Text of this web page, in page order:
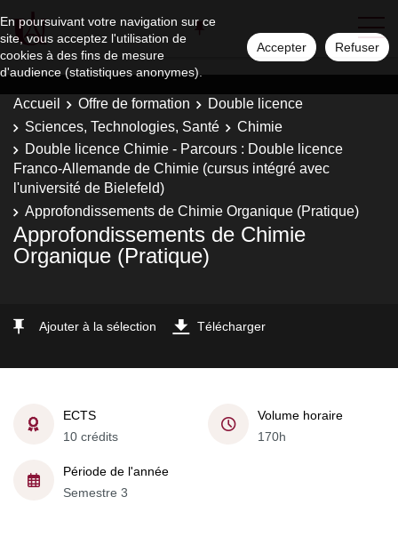
En poursuivant votre navigation sur ce
site, vous acceptez l'utilisation de
cookies à des fins de mesure
d'audience (statistiques anonymes).
Accepter Refuser
Accueil Offre de formation
Double licence
Sciences, Technologies, Santé
Chimie
Double licence Chimie - Parcours : Double licence
Franco-Allemande de Chimie (cursus intégré avec
l'université de Bielefeld)
Approfondissements de Chimie Organique (Pratique)
Approfondissements de Chimie
Organique (Pratique)
Ajouter à la sélection Télécharger
ECTS
10 crédits
Volume horaire
170h
Période de l'année
Semestre 3